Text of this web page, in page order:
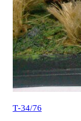
Т-34/76